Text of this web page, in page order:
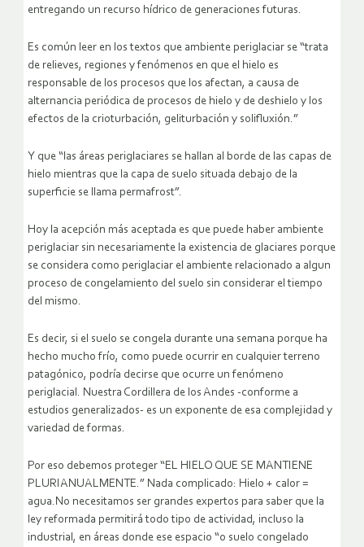
entregando un recurso hídrico de generaciones futuras.
Es común leer en los textos que ambiente periglaciar se “trata
de relieves, regiones y fenómenos en que el hielo es
responsable de los procesos que los afectan, a causa de
alternancia periódica de procesos de hielo y de deshielo y los
efectos de la crioturbación, geliturbación y solifluxión.”
Y que “las áreas periglaciares se hallan al borde de las capas de
hielo mientras que la capa de suelo situada debajo de la
superficie se llama permafrost”.
Hoy la acepción más aceptada es que puede haber ambiente
periglaciar sin necesariamente la existencia de glaciares porque
se considera como periglaciar el ambiente relacionado a algun
proceso de congelamiento del suelo sin considerar el tiempo
del mismo.
Es decir, si el suelo se congela durante una semana porque ha
hecho mucho frío, como puede ocurrir en cualquier terreno
patagónico, podría decirse que ocurre un fenómeno
periglacial. Nuestra Cordillera de los Andes -conforme a
estudios generalizados- es un exponente de esa complejidad y
variedad de formas.
Por eso debemos proteger “EL HIELO QUE SE MANTIENE
PLURIANUALMENTE.” Nada complicado: Hielo + calor =
agua.No necesitamos ser grandes expertos para saber que la
ley reformada permitirá todo tipo de actividad, incluso la
industrial, en áreas donde ese espacio “o suelo congelado